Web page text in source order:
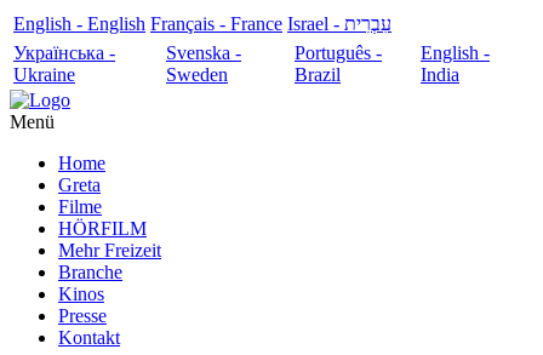
English - English Français - France
עִבְרִית - Israel
Українська -
Ukraine
Svenska -
Sweden
Português -
Brazil
English -
India
Menü
Home
Greta
Filme
HÖRFILM
Mehr Freizeit
Branche
Kinos
Presse
Kontakt